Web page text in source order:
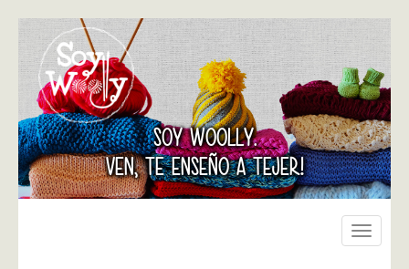
SOY WOOLLY.
VEN, TE ENSEÑO A TEJER!
Toggle